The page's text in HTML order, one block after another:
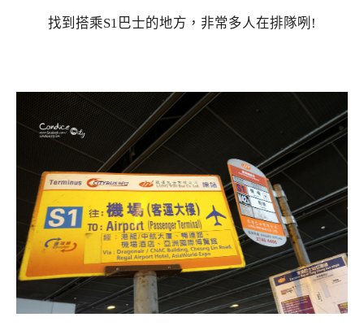
找到搭乘S1巴士的地方，非常多人在排隊咧!